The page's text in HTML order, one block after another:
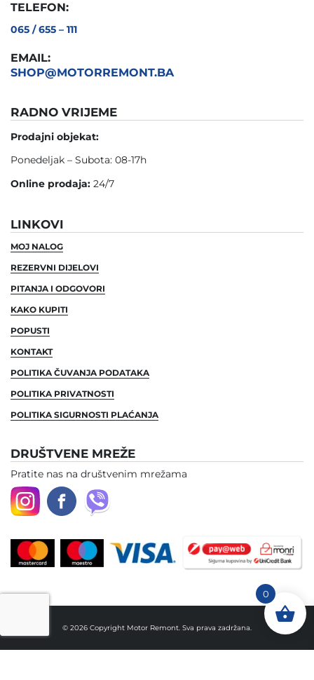
TELEFON:
065 / 655 – 111
EMAIL:
SHOP@MOTORREMONT.BA
RADNO VRIJEME
Prodajni objekat:
Ponedeljak – Subota: 08-17h
Online prodaja: 24/7
LINKOVI
MOJ NALOG
REZERVNI DIJELOVI
PITANJA I ODGOVORI
KAKO KUPITI
POPUSTI
KONTAKT
POLITIKA ČUVANJA PODATAKA
POLITIKA PRIVATNOSTI
POLITIKA SIGURNOSTI PLAĆANJA
DRUŠTVENE MREŽE
Pratite nas na društvenim mrežama
© 2026 Copyright Motor Remont. Sva prava zadržana.
0